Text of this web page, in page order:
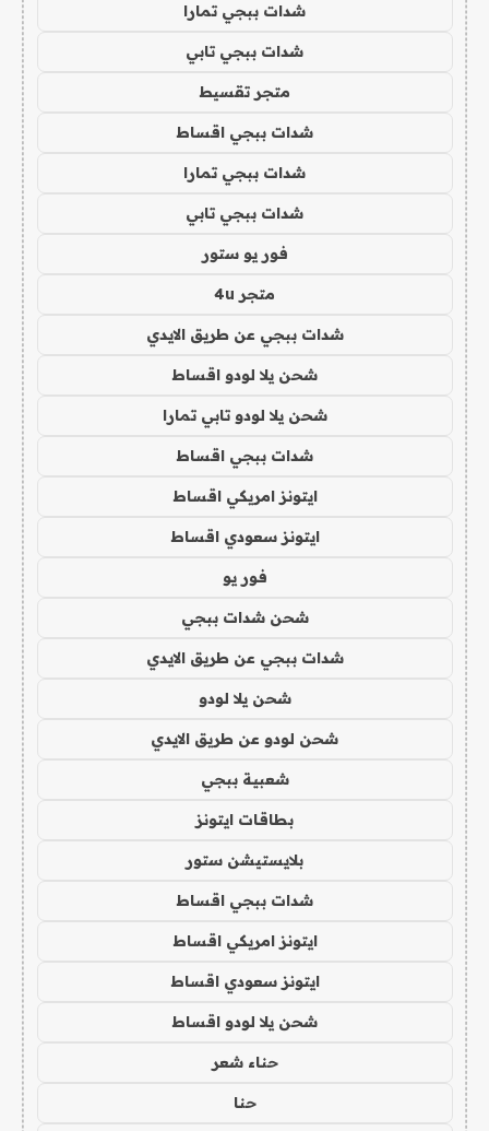
شدات ببجي تمارا
شدات ببجي تابي
متجر تقسيط
شدات ببجي اقساط
شدات ببجي تمارا
شدات ببجي تابي
فور يو ستور
متجر 4u
شدات ببجي عن طريق الايدي
شحن يلا لودو اقساط
شحن يلا لودو تابي تمارا
شدات ببجي اقساط
ايتونز امريكي اقساط
ايتونز سعودي اقساط
فور يو
شحن شدات ببجي
شدات ببجي عن طريق الايدي
شحن يلا لودو
شحن لودو عن طريق الايدي
شعبية ببجي
بطاقات ايتونز
بلايستيشن ستور
شدات ببجي اقساط
ايتونز امريكي اقساط
ايتونز سعودي اقساط
شحن يلا لودو اقساط
حناء شعر
حنا